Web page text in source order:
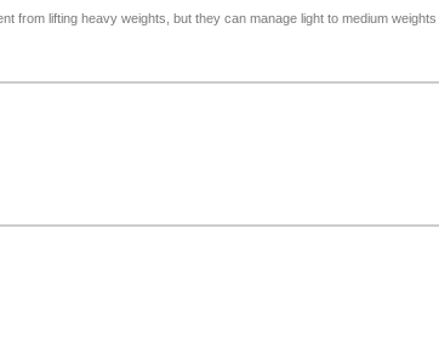
from lifting heavy weights, but they can manage light to medium